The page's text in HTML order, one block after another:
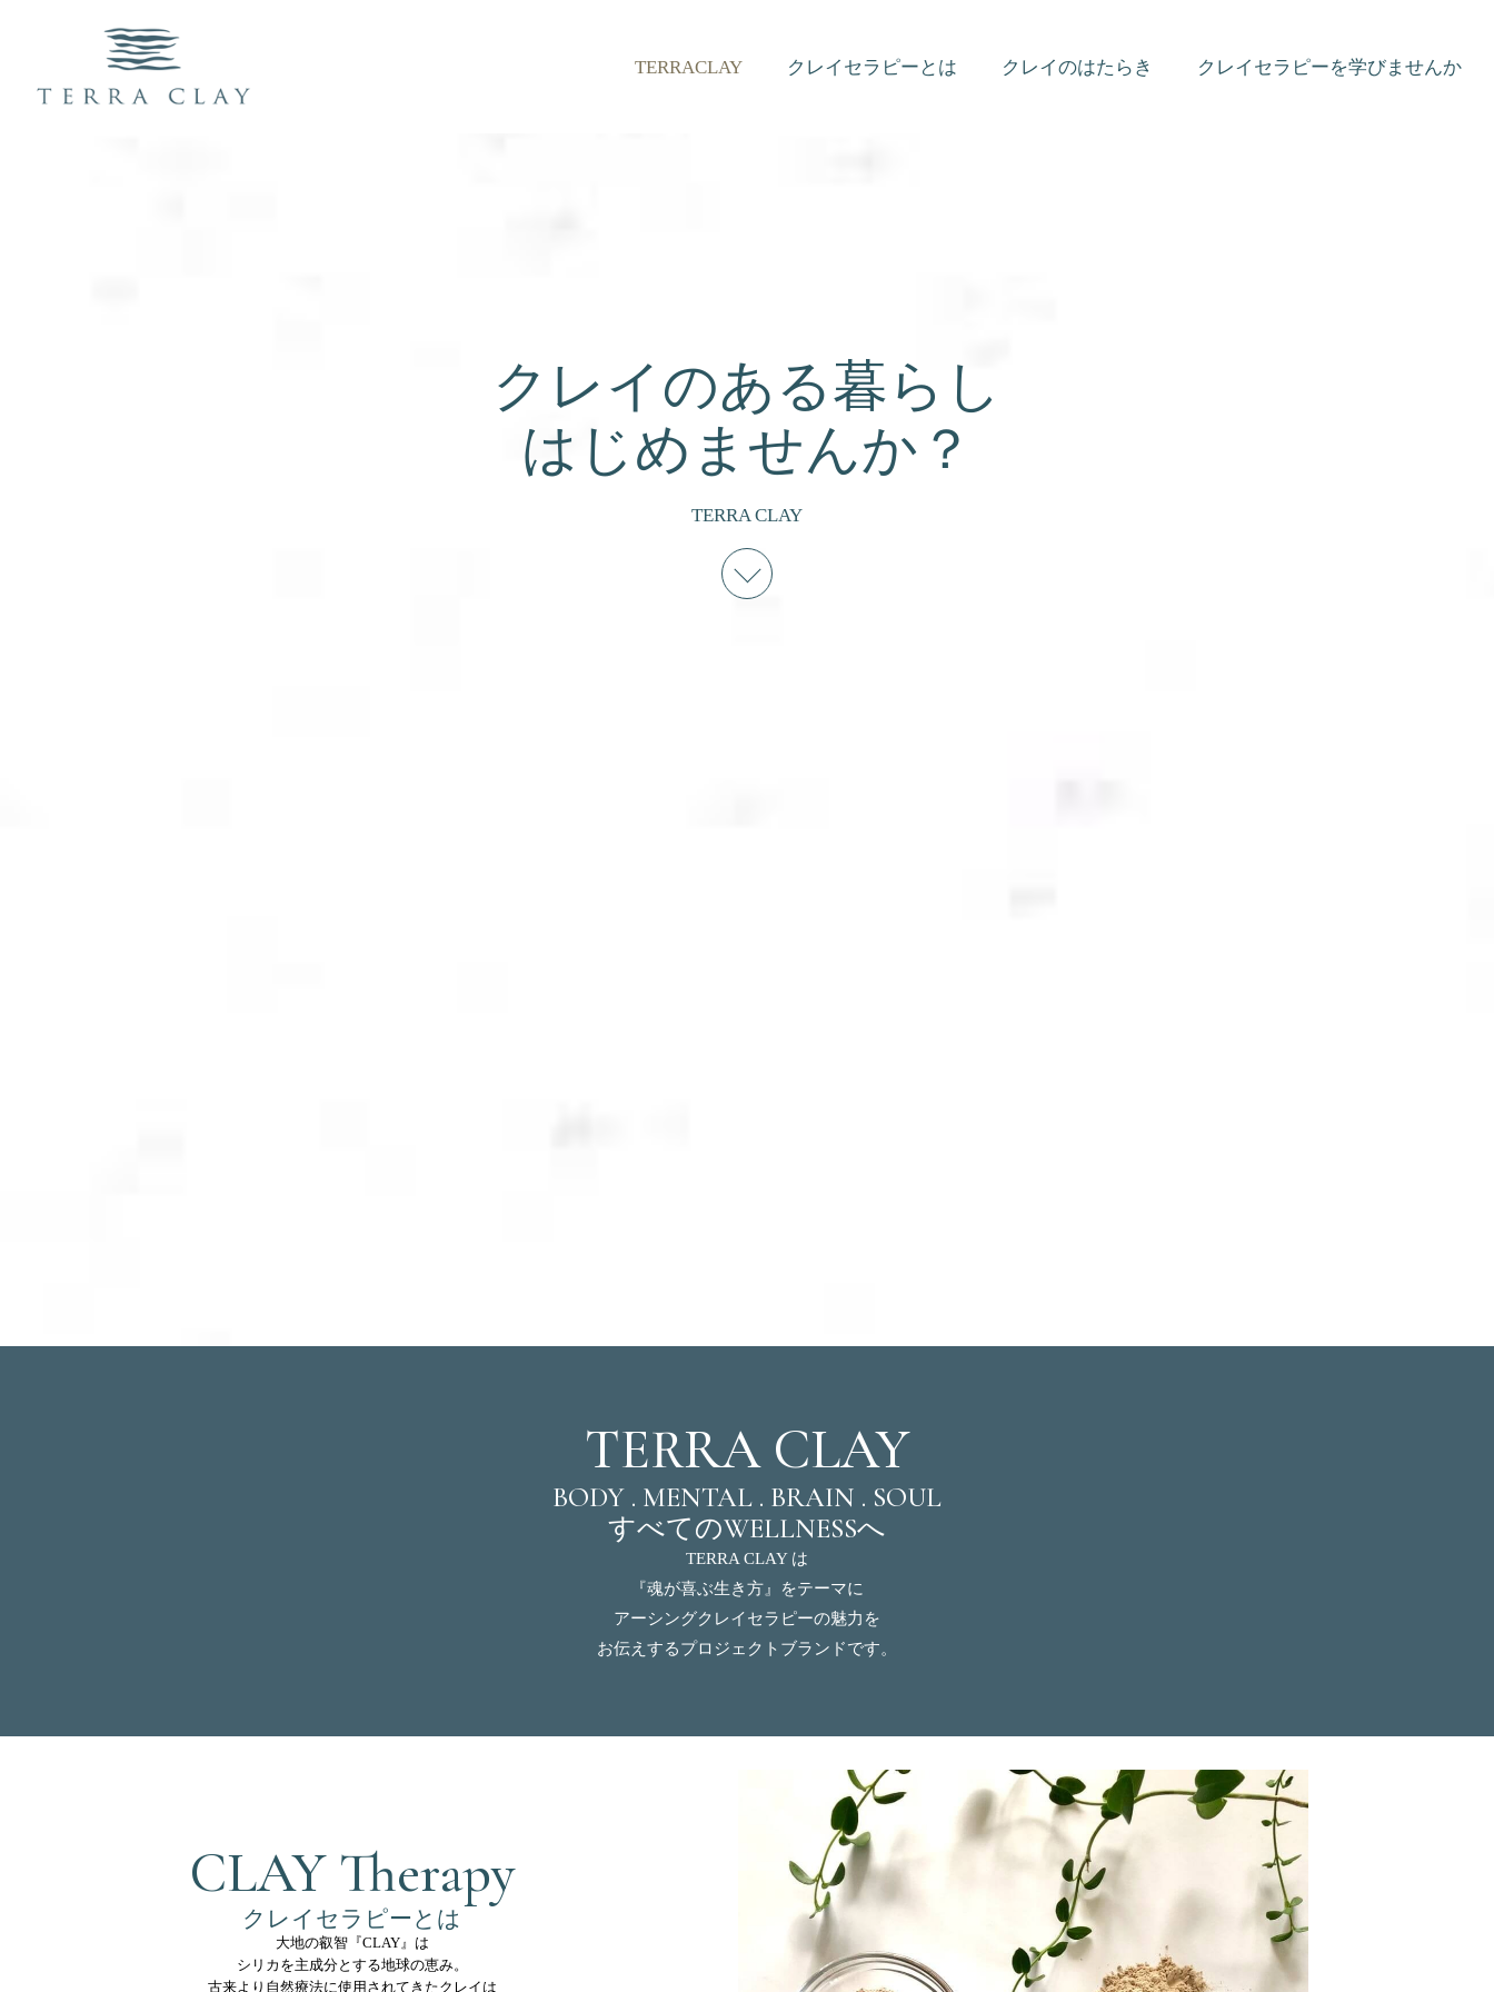
TERRACLAY クレイセラピーとは クレイのはたらき クレイセラピーを学びませんか
クレイのある暮らし
はじめませんか？
TERRA CLAY
TERRA CLAY
BODY . MENTAL . BRAIN . SOUL
すべてのWELLNESSへ
TERRA CLAY は
『魂が喜ぶ生き方』をテーマに
アーシングクレイセラピーの魅力を
​お伝えするプロジェクトブランドです。
CLAY Therapy
クレイセラピーとは
大地の叡智『CLAY』は
シリカを主成分とする地球の恵み。
古来より自然療法に使用されてきたクレイは